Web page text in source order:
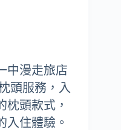
中漫走旅店
頭服務，入
枕頭款式，
入住體驗。